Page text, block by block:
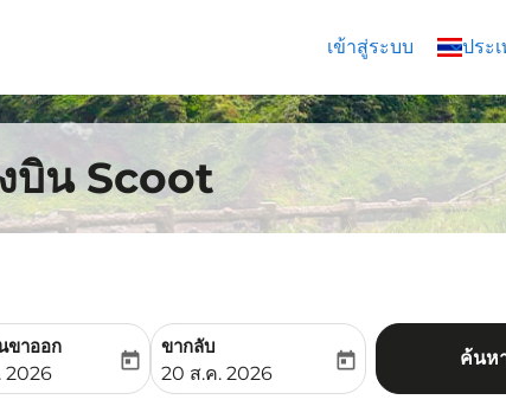
เข้าสู่ระบบ ประ
keyboard_arrow_down
บิน Scoot
ขาออก
departure-date-aria-label
2026
today
ขากลับ
fc-booking-return-date-aria-label
20 ส.ค. 2026
today ค้นห